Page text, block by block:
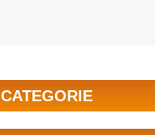
CATEGORIE